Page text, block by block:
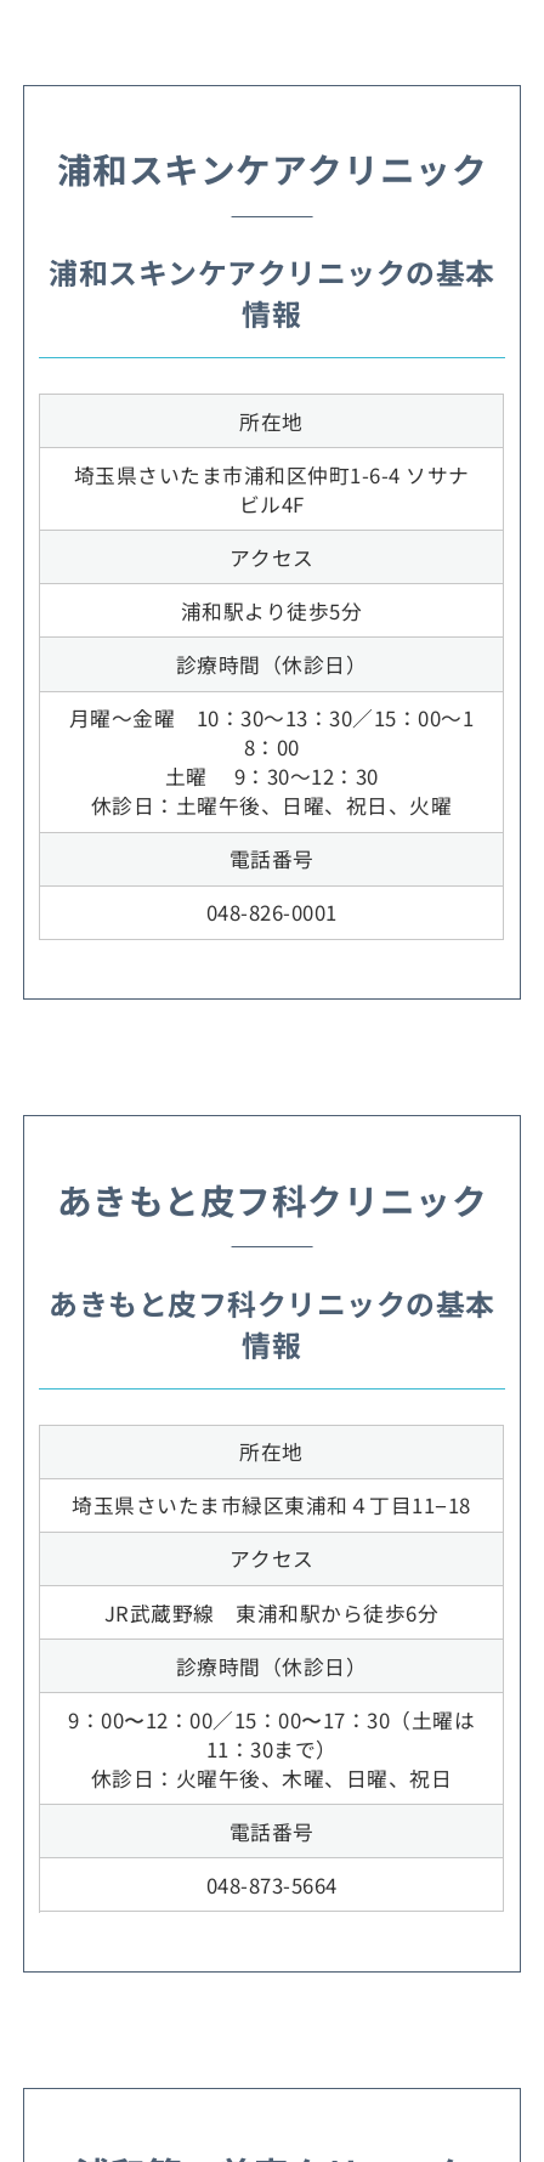
浦和スキンケアクリニック
浦和スキンケアクリニックの基本
情報
所在地
埼玉県さいたま市浦和区仲町1-6-4 ソサナ
ビル4F
アクセス
浦和駅より徒歩5分
診療時間（休診日）
月曜～金曜 10：30～13：30／15：00～1
8：00
土曜 9：30～12：30
休診日：土曜午後、日曜、祝日、火曜
電話番号
048-826-0001
あきもと皮フ科クリニック
あきもと皮フ科クリニックの基本
情報
所在地
埼玉県さいたま市緑区東浦和４丁目11−18
アクセス
JR武蔵野線 東浦和駅から徒歩6分
診療時間（休診日）
9：00〜12：00／15：00〜17：30（土曜は
11：30まで）
休診日：火曜午後、木曜、日曜、祝日
電話番号
048-873-5664